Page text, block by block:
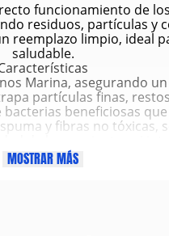
funcionamiento de
residuos, partículas y
reemplazo limpio,
saludable.
Marina, asegurando
partículas finas,
beneficiosas
y fibras no tóxicas,
durante varias
y confiable en
MOSTRAR MÁS